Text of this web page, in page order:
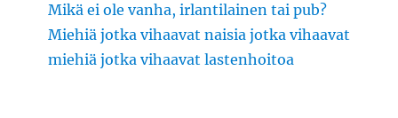
Mikä ei ole vanha, irlantilainen tai pub?
Miehiä jotka vihaavat naisia jotka vihaavat
miehiä jotka vihaavat lastenhoitoa